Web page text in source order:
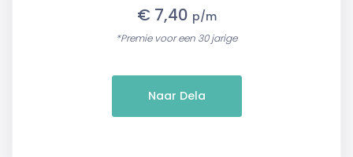
€ 7,40 p/m
*Premie voor een 30 jarige
Naar Dela